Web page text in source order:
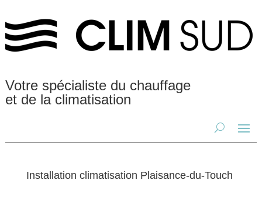
Votre spécialiste du chauffage
et de la climatisation
Installation climatisation Plaisance-du-Touch